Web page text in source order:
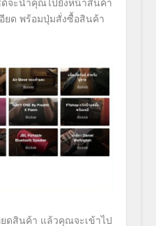
ยด พร้อมปุ่มสั่งซื้อสินค้า
ยดสินค้า แล้วคุณจะเข้าไป